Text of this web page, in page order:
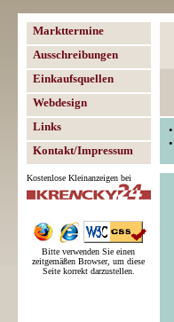
Markttermine
Ausschreibungen
Einkaufsquellen
Webdesign
Links
Kontakt/Impressum
•
•
Kostenlose Kleinanzeigen bei
Bitte verwenden Sie einen
zeitgemäßen Browser, um diese
Seite korrekt darzustellen.